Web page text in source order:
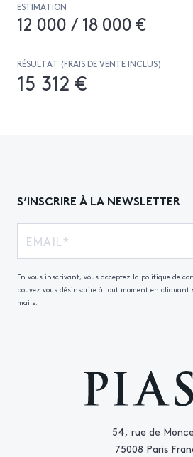
ESTIMATION
12 000 / 18 000 €
RÉSULTAT (FRAIS DE VENTE INCLUS)
15 312 €
54, rue de
75008 Paris
S’INSCRIRE À LA NEWSLETTER
En vous inscrivant, vous acceptez la politique de
pouvez vous désinscrire à tout moment en
mails.